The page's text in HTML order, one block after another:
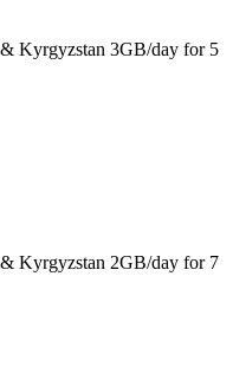
Kyrgyzstan 3GB/day for 5
Kyrgyzstan 2GB/day for 7